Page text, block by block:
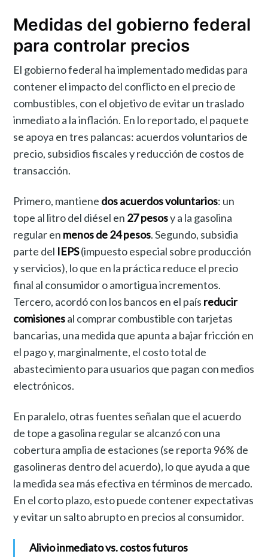
Medidas del gobierno federal
para controlar precios
El gobierno federal ha implementado medidas para
contener el impacto del conflicto en el precio de
combustibles, con el objetivo de evitar un traslado
inmediato a la inflación. En lo reportado, el paquete
se apoya en tres palancas: acuerdos voluntarios de
precio, subsidios fiscales y reducción de costos de
transacción.
Primero, mantiene dos acuerdos voluntarios: un
tope al litro del diésel en 27 pesosy a la gasolina
regular en menos de 24 pesos. Segundo, subsidia
parte del IEPS(impuesto especial sobre producción
y servicios), lo que en la práctica reduce el precio
final al consumidor o amortigua incrementos.
Tercero, acordó con los bancos en el país reducir
comisionesal comprar combustible con tarjetas
bancarias, una medida que apunta a bajar fricción en
el pago y, marginalmente, el costo total de
abastecimiento para usuarios que pagan con medios
electrónicos.
En paralelo, otras fuentes señalan que el acuerdo
de tope a gasolina regular se alcanzó con una
cobertura amplia de estaciones (se reporta 96% de
gasolineras dentro del acuerdo), lo que ayuda a que
la medida sea más efectiva en términos de mercado.
En el corto plazo, esto puede contener expectativas
y evitar un salto abrupto en precios al consumidor.
Alivio inmediato vs. costos futuros